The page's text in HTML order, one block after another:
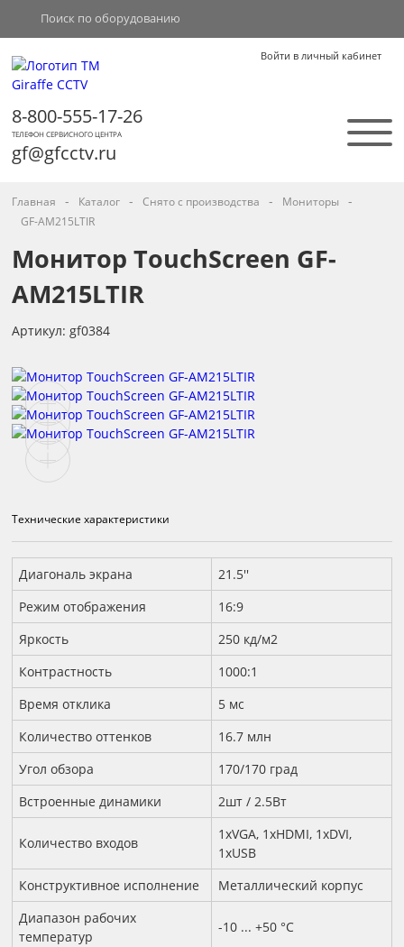
Войти в личный кабинет
8-800-555-17-26
ТЕЛЕФОН СЕРВИСНОГО ЦЕНТРА
gf@gfcctv.ru
Главная - Каталог - Снято с производства - Мониторы -
GF-AM215LTIR
Монитор TouchScreen GF-
AM215LTIR
Артикул: gf0384
Технические характеристики
Технические характеристики
Диагональ экрана
21.5''
Режим отображения
16:9
Яркость
250 кд/м2
Контрастность
1000:1
Время отклика
5 мс
Количество оттенков
16.7 млн
Угол обзора
170/170 град
Встроенные динамики
2шт / 2.5Вт
Количество входов
1xVGA, 1xHDMI, 1xDVI,
1xUSB
Конструктивное исполнение
Металлический корпус
Диапазон рабочих
температур
-10 ... +50 °С